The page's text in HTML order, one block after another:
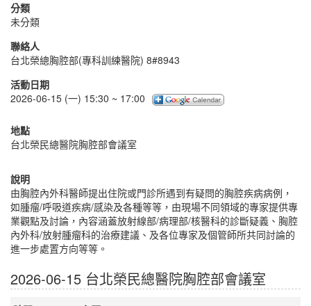
分類
未分類
聯絡人
台北榮總胸腔部(專科訓練醫院) 8#8943
活動日期
2026-06-15 (一) 15:30 ~ 17:00
地點
台北榮民總醫院胸腔部會議室
說明
由胸腔內外科醫師提出住院或門診所遇到有疑問的胸腔疾病病例，
如腫瘤/呼吸道疾病/感染及各種等等，由現場不同領域的專家提供專
業觀點及討論，內容涵蓋放射線部/病理部/核醫科的診斷疑義、胸腔
內外科/放射腫瘤科的治療建議、及各位專家及個管師所共同討論的
進一步處置方向等等。
2026-06-15 台北榮民總醫院胸腔部會議室